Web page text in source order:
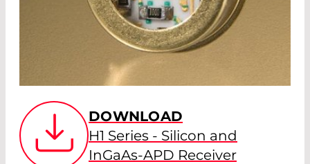
DOWNLOAD
H1 Series - Silicon and
InGaAs-APD Receiver